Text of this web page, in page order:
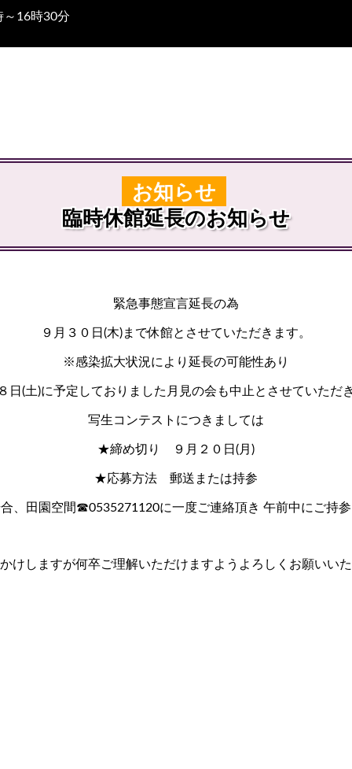
～16時30分
お知らせ
臨時休館延長のお知らせ
緊急事態宣言延長の為
９月３０日(木)まで休館とさせていただきます。
※感染拡大状況により延長の可能性あり
日(土)に予定しておりました月見の会も中止とさせていただ
写生コンテストにつきましては
★締め切り ９月２０日(月)
★応募方法 郵送または持参
、田園空間☎︎0535271120に一度ご連絡頂き 午前中にご持参
けしますが何卒ご理解いただけますようよろしくお願いいた